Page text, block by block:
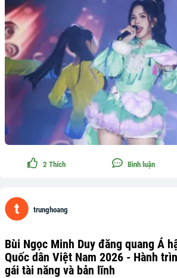
2 Thích Bình luận
trunghoang
Bùi Ngọc Minh Duy đăng quang Á
Quốc dân Việt Nam 2026 - Hành
gái tài năng và bản lĩnh